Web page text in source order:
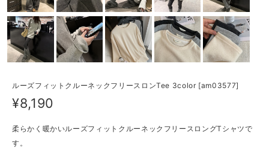
ルーズフィットクルーネックフリースロンTee 3color [am03577]
¥8,190
柔らかく暖かいルーズフィットクルーネックフリースロングTシャツで
す。